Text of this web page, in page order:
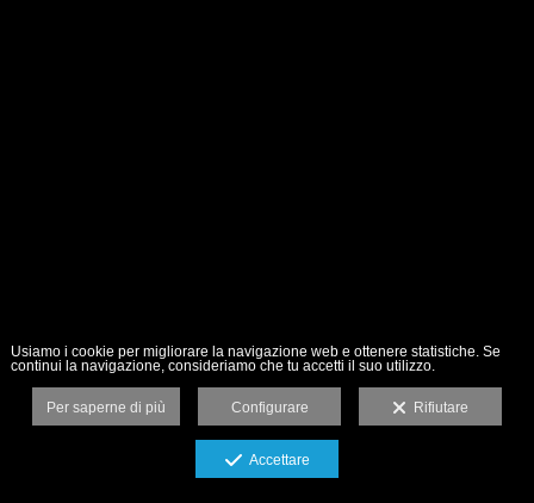
Usiamo i cookie per migliorare la navigazione web e ottenere statistiche. Se
continui la navigazione, consideriamo che tu accetti il suo utilizzo.
Per saperne di più Configurare Rifiutare
Accettare